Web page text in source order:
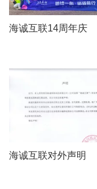
海诚互联14周年庆
海诚互联对外声明